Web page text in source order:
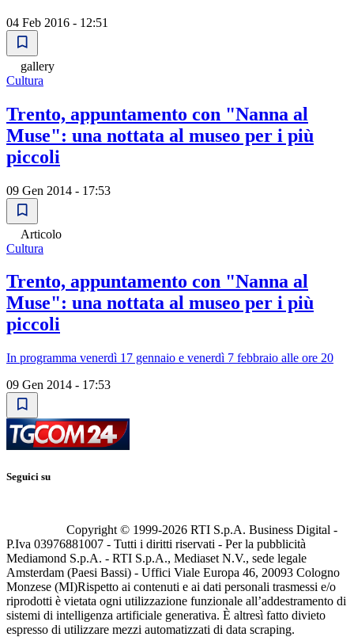
04 Feb 2016 - 12:51
gallery
Cultura
Trento, appuntamento con "Nanna al
Muse": una nottata al museo per i più
piccoli
09 Gen 2014 - 17:53
Articolo
Cultura
Trento, appuntamento con "Nanna al
Muse": una nottata al museo per i più
piccoli
In programma venerdì 17 gennaio e venerdì 7 febbraio alle ore 20
09 Gen 2014 - 17:53
Seguici su
Copyright © 1999-2026 RTI S.p.A. Business Digital -
P.Iva 03976881007 - Tutti i diritti riservati - Per la pubblicità
Mediamond S.p.A. - RTI S.p.A., Mediaset N.V., sede legale
Amsterdam (Paesi Bassi) - Uffici Viale Europa 46, 20093 Cologno
Monzese (MI)Rispetto ai contenuti e ai dati personali trasmessi e/o
riprodotti è vietata ogni utilizzazione funzionale all’addestramento di
sistemi di intelligenza artificiale generativa. È altresì fatto divieto
espresso di utilizzare mezzi automatizzati di data scraping.